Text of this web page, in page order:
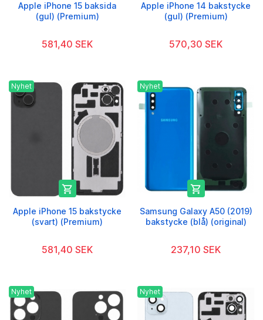
Apple iPhone 15 baksida
(gul) (Premium)
581,40 SEK
Apple iPhone 14 bakstycke
(gul) (Premium)
570,30 SEK
Nyhet

Apple iPhone 15 bakstycke
(svart) (Premium)
581,40 SEK
Nyhet

Samsung Galaxy A50 (2019)
bakstycke (blå) (original)
237,10 SEK
Nyhet Nyhet